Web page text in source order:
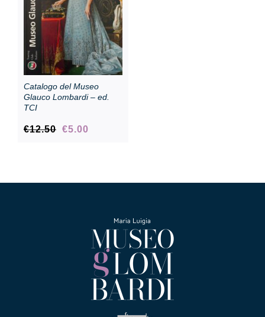
Catalogo del Museo
Glauco Lombardi – ed.
TCI
€12.50 Il
€12.50.
€5.00
€5.00.